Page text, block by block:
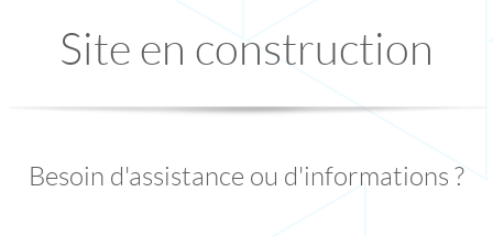
Site en construction
Besoin d'assistance ou d'informations ?